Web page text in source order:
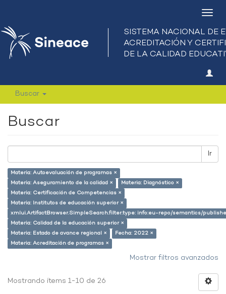
Buscar
Buscar
Ir
Materia: Autoevaluación de programas ×
Materia: Aseguramiento de la calidad ×
Materia: Diagnóstico ×
Materia: Certificación de Competencias ×
Materia: Institutos de educación superior ×
xmlui.ArtifactBrowser.SimpleSearch.filter.type: info:eu-repo/semantics/
Materia: Calidad de la educación superior ×
Materia: Estado de avance regional ×
Fecha: 2022 ×
Materia: Acreditación de programas ×
Mostrar filtros avanzados
Mostrando ítems 1-10 de 26